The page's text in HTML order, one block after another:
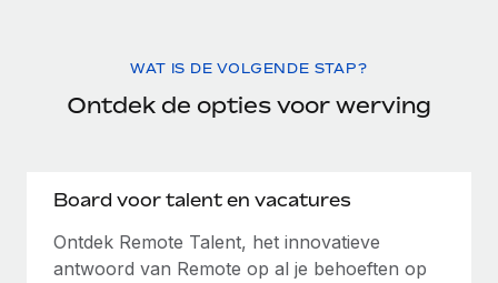
WAT IS DE VOLGENDE STAP?
Ontdek de opties voor werving
Board voor talent en vacatures
Ontdek Remote Talent, het innovatieve
antwoord van Remote op al je behoeften op